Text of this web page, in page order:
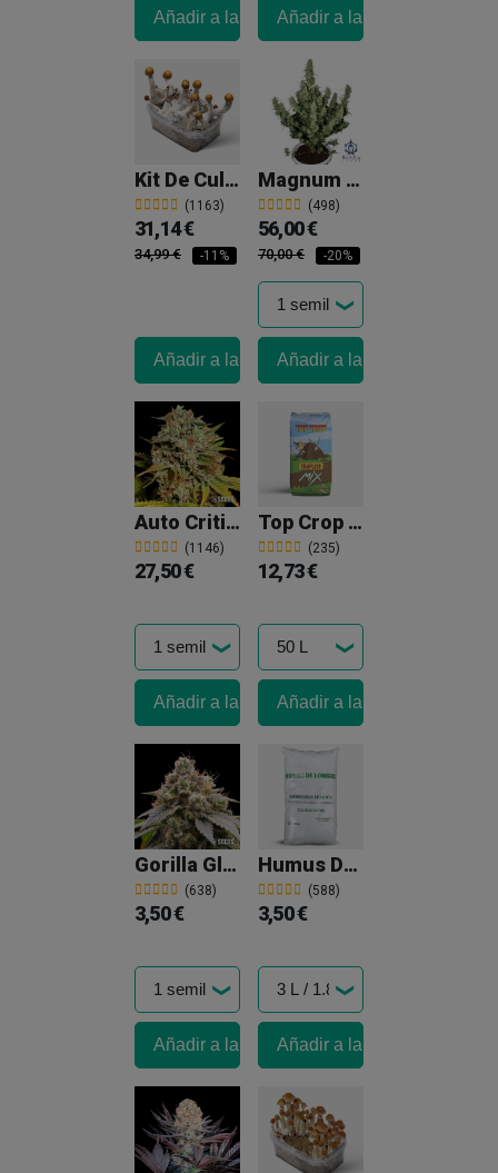
Añadir a la cestaAñadir a la cesta
Kit De Cultivo Setas Golden Teacher
(1163)
31,14 €
34,99 € -11%
Añadir a la cesta
Magnum Auto
(498)
56,00 €
70,00 € -20%
Añadir a la cesta
Auto Critical GB XXL
(1146)
27,50 €
Añadir a la cesta
Top Crop Complete Mix 50 L
(235)
12,73 €
Añadir a la cesta
Gorilla Glue 4
(638)
3,50 €
Añadir a la cesta
Humus De Lombriz 100% Abono Orgánico
(588)
3,50 €
Añadir a la cesta